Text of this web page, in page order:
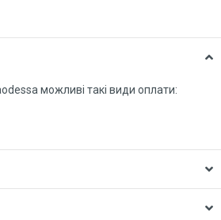
можливі такі види оплати: